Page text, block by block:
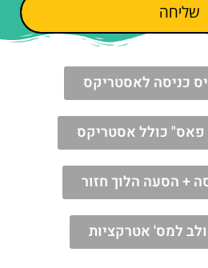
שליחה
כניסה לאסטריקס
פאס" כולל אסטריקס
+ הסעה הלוך חזור
למס' אטרקציות